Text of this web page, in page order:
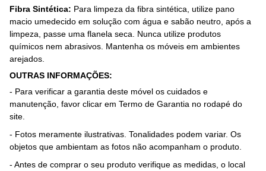
Fibra Sintética: Para limpeza da fibra sintética, utilize pano
macio umedecido em solução com água e sabão neutro, após a
limpeza, passe uma flanela seca. Nunca utilize produtos
químicos nem abrasivos. Mantenha os móveis em ambientes
arejados.
OUTRAS INFORMAÇÕES:
- Para verificar a garantia deste móvel os cuidados e
manutenção, favor clicar em Termo de Garantia no rodapé do
site.
- Fotos meramente ilustrativas. Tonalidades podem variar. Os
objetos que ambientam as fotos não acompanham o produto.
- Antes de comprar o seu produto verifique as medidas, o local